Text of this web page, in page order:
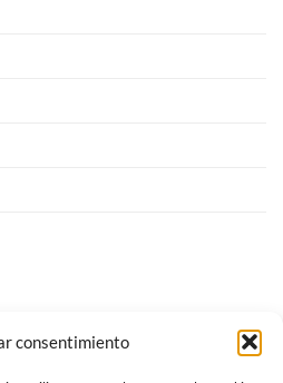
consentimiento